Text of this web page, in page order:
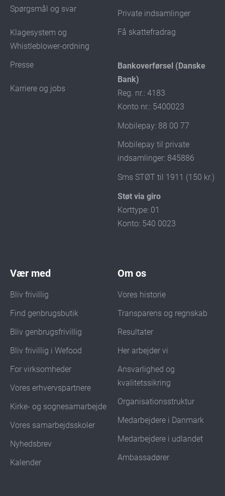
Spørgsmål og svar
Klagesystem og
Whistleblower-ordning
Presse
Karriere og jobs
Private indsamlinger
Få skattefradrag
Bankoverførsel (Danske
Bank)
Reg. nr.: 4183
Konto nr.: 5400023
Mobilepay: 88 00 77
Mobilepay til private
indsamlinger: 845886
Sms STØT til 1911 (150 kr.)
Støt via giro
Korttype: 01
Konto: 540 0023
Vær med
Bliv frivillig
Find genbrugsbutik
Bliv genbrugsfrivillig
Bliv frivillig i Wefood
For virksomheder
Vores erhvervspartnere
Kirke- og sognesamarbejde
Vores samarbejdsskoler
Nyhedsbrev
Kalender
Om os
Vores historie
Transparens og regnskab
Resultater
Her arbejder vi
Ansvarlighed og
kvalitetssikring
Organisationsstruktur
Medarbejdere i Danmark
Medarbejdere i udlandet
Ambassadører